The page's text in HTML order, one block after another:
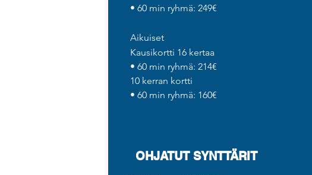
• 60 min ryhmä: 249€
Aikuiset
Kausikortti 16 kertaa
• 60 min ryhmä: 214€
10 kerran kortti
• 60 min ryhmä: 160€
OHJATUT SYNTTÄRIT